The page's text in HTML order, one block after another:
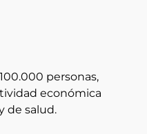
personas,
económica
de salud.